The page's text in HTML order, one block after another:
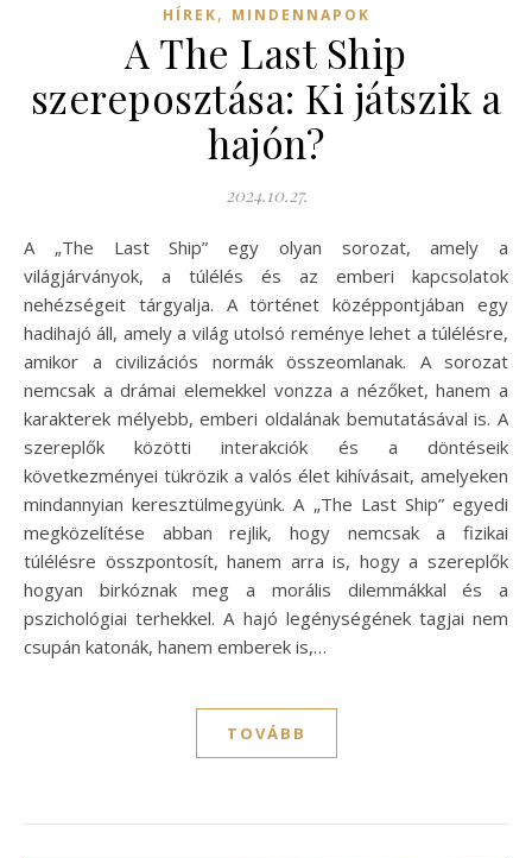
HÍREK, MINDENNAPOK
A The Last Ship
szereposztása: Ki játszik a
hajón?
2024.10.27.
A „The Last Ship” egy olyan sorozat, amely a
világjárványok, a túlélés és az emberi kapcsolatok
nehézségeit tárgyalja. A történet középpontjában egy
hadihajó áll, amely a világ utolsó reménye lehet a túlélésre,
amikor a civilizációs normák összeomlanak. A sorozat
nemcsak a drámai elemekkel vonzza a nézőket, hanem a
karakterek mélyebb, emberi oldalának bemutatásával is. A
szereplők közötti interakciók és a döntéseik
következményei tükrözik a valós élet kihívásait, amelyeken
mindannyian keresztülmegyünk. A „The Last Ship” egyedi
megközelítése abban rejlik, hogy nemcsak a fizikai
túlélésre összpontosít, hanem arra is, hogy a szereplők
hogyan birkóznak meg a morális dilemmákkal és a
pszichológiai terhekkel. A hajó legénységének tagjai nem
csupán katonák, hanem emberek is,…
TOVÁBB